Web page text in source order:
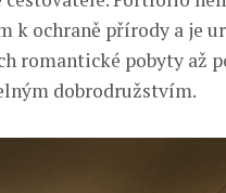
k ochraně přírody a je
romantické pobyty až
dobrodružstvím.